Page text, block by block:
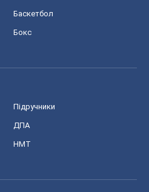
Баскетбол
Бокс
Підручники
ДПА
НМТ